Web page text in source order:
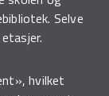
Selve
hvilket